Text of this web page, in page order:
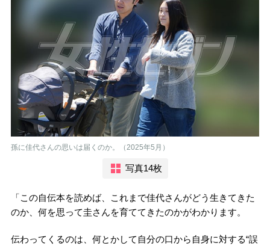
孫に佳代さんの思いは届くのか。（2025年5月）
写真14枚
「この自伝本を読めば、これまで佳代さんがどう生きてきた
のか、何を思って圭さんを育ててきたのかがわかります。
伝わってくるのは、何とかして自分の口から自身に対する“誤